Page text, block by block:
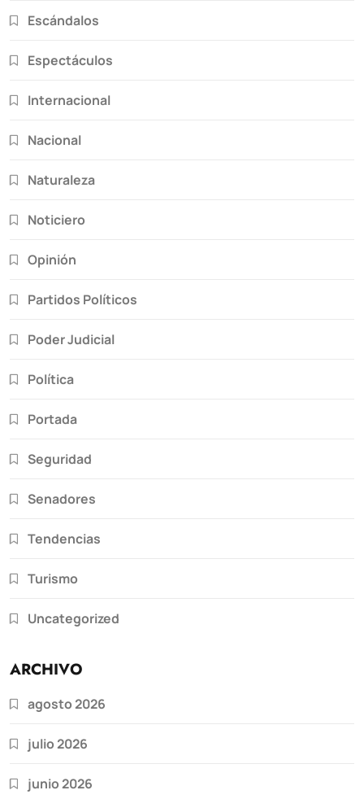
Escándalos
Espectáculos
Internacional
Nacional
Naturaleza
Noticiero
Opinión
Partidos Políticos
Poder Judicial
Política
Portada
Seguridad
Senadores
Tendencias
Turismo
Uncategorized
ARCHIVO
agosto 2026
julio 2026
junio 2026